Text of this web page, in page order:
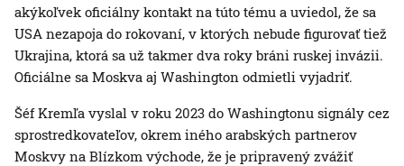
akýkoľvek oficiálny kontakt na túto tému a uviedol, že sa
USA nezapoja do rokovaní, v ktorých nebude figurovať tiež
Ukrajina, ktorá sa už takmer dva roky bráni ruskej invázii.
Oficiálne sa Moskva aj Washington odmietli vyjadriť.
Šéf Kremľa vyslal v roku 2023 do Washingtonu signály cez
sprostredkovateľov, okrem iného arabských partnerov
Moskvy na Blízkom východe, že je pripravený zvážiť